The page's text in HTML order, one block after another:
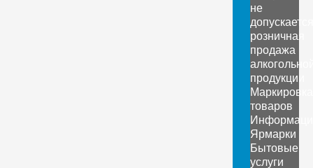
не
допускается
розничная
продажа
продукции
Маркировка
товаров
Ярмарки
Бытовые
услуги